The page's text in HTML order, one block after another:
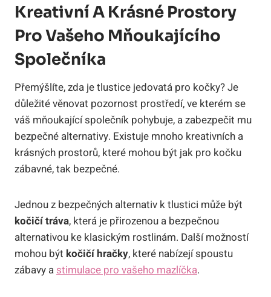
Kreativní A Krásné Prostory
Pro Vašeho Mňoukajícího
Společníka
Přemýšlíte, zda je tlustice jedovatá pro kočky? Je
důležité věnovat pozornost prostředí, ve kterém se
váš mňoukající společník pohybuje, a zabezpečit mu
bezpečné alternativy. Existuje mnoho kreativních a
krásných prostorů, které mohou být jak pro kočku
zábavné, tak bezpečné.
Jednou z bezpečných alternativ k tlustici může být
kočičí tráva, která je přirozenou a bezpečnou
alternativou ke klasickým rostlinám. Další možností
mohou být kočičí hračky, které nabízejí spoustu
zábavy a stimulace pro vašeho mazlíčka.